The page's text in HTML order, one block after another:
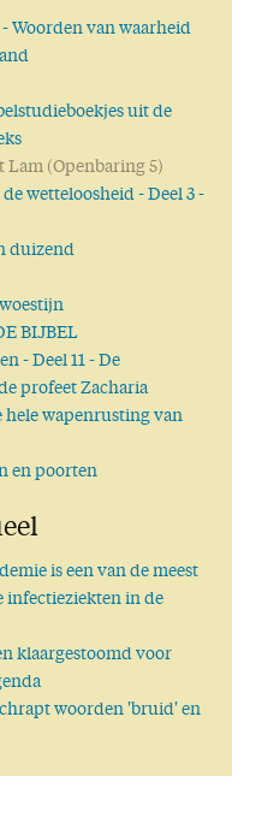
- Woorden van waarheid
uit de
Lam (Openbaring 5)
de wetteloosheid- Deel 3 -
duizend
BIJBEL
- Deel 11 - De
profeet Zacharia
hele wapenrusting van
en poorten
is een van de meest
infectieziekten in de
klaargestoomd voor
woorden 'bruid' en